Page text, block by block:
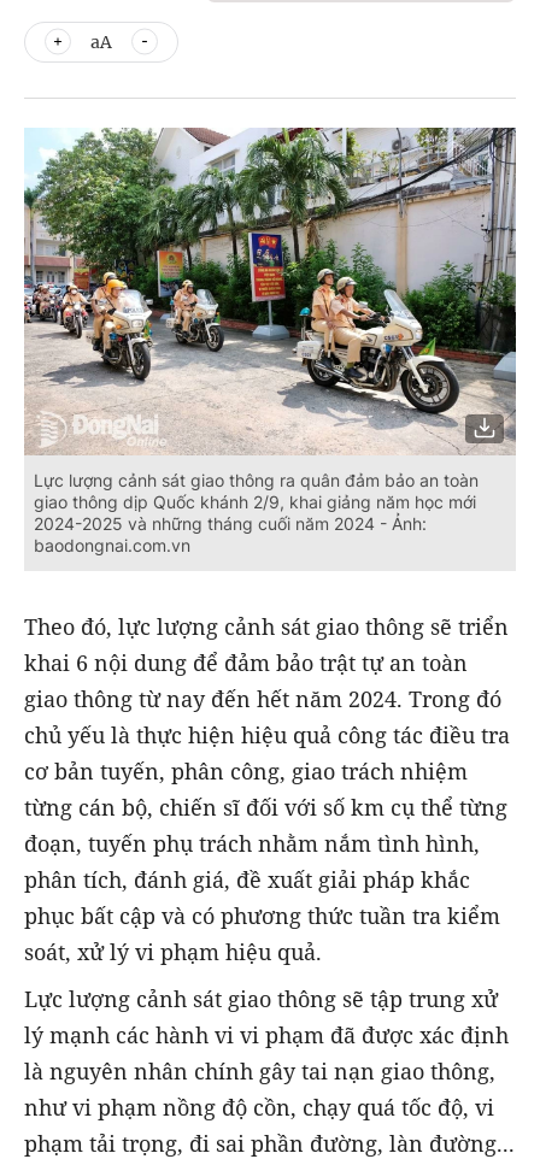
aA
Lực lượng cảnh sát giao thông ra quân đảm bảo an toàn
giao thông dịp Quốc khánh 2/9, khai giảng năm học mới
2024-2025 và những tháng cuối năm 2024 - Ảnh:
baodongnai.com.vn
Theo đó, lực lượng cảnh sát giao thông sẽ triển
khai 6 nội dung để đảm bảo trật tự an toàn
giao thông từ nay đến hết năm 2024. Trong đó
chủ yếu là thực hiện hiệu quả công tác điều tra
cơ bản tuyến, phân công, giao trách nhiệm
từng cán bộ, chiến sĩ đối với số km cụ thể từng
đoạn, tuyến phụ trách nhằm nắm tình hình,
phân tích, đánh giá, đề xuất giải pháp khắc
phục bất cập và có phương thức tuần tra kiểm
soát, xử lý vi phạm hiệu quả.
Lực lượng cảnh sát giao thông sẽ tập trung xử
lý mạnh các hành vi vi phạm đã được xác định
là nguyên nhân chính gây tai nạn giao thông,
như vi phạm nồng độ cồn, chạy quá tốc độ, vi
phạm tải trọng, đi sai phần đường, làn đường...